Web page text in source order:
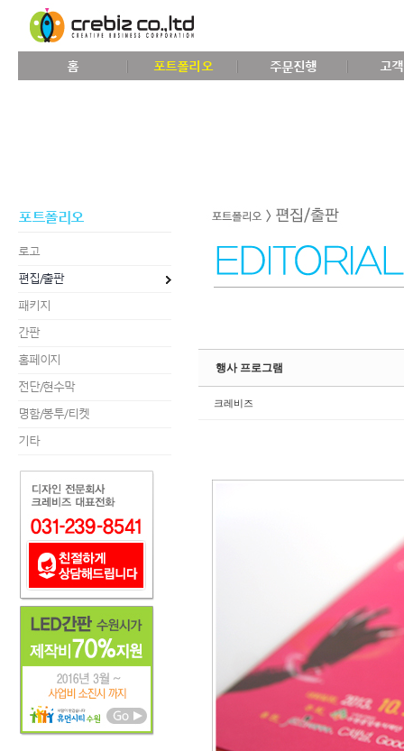
홈 포트폴리오 주문진행 고
포트폴리오
로고
편집/출판
패키지
간판
홈페이지
전단/현수막
명함/봉투/티켓
기타
행사 프로그램
크레비즈
Sketchbook5, 스케치북5
Sketchbook5, 스케치북5